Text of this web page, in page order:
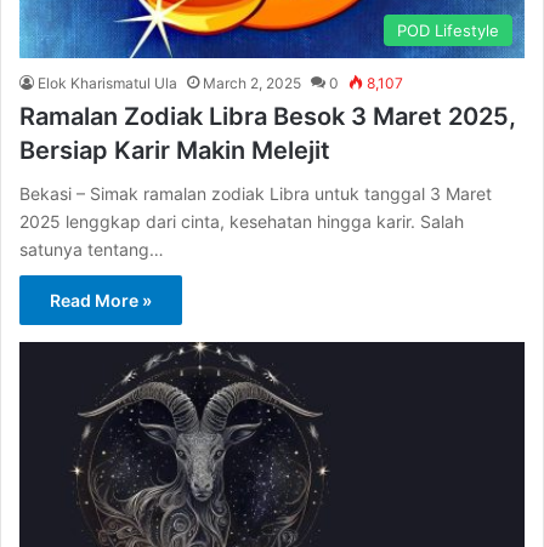
POD Lifestyle
Elok Kharismatul Ula March 2, 2025 0 8,107
Ramalan Zodiak Libra Besok 3 Maret 2025,
Bersiap Karir Makin Melejit
Bekasi – Simak ramalan zodiak Libra untuk tanggal 3 Maret
2025 lenggkap dari cinta, kesehatan hingga karir. Salah
satunya tentang…
Read More »